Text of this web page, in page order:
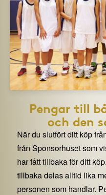
Pengar till
och den
När du slutfört ditt köp
från Sponsorhuset som
har fått tillbaka för ditt
tillbaka delas alltid lika
personen som handlar.